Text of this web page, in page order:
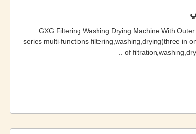
GXG Filtering Washing Drying Machine With
series multi-functions filtering,washing,drying(three in
of